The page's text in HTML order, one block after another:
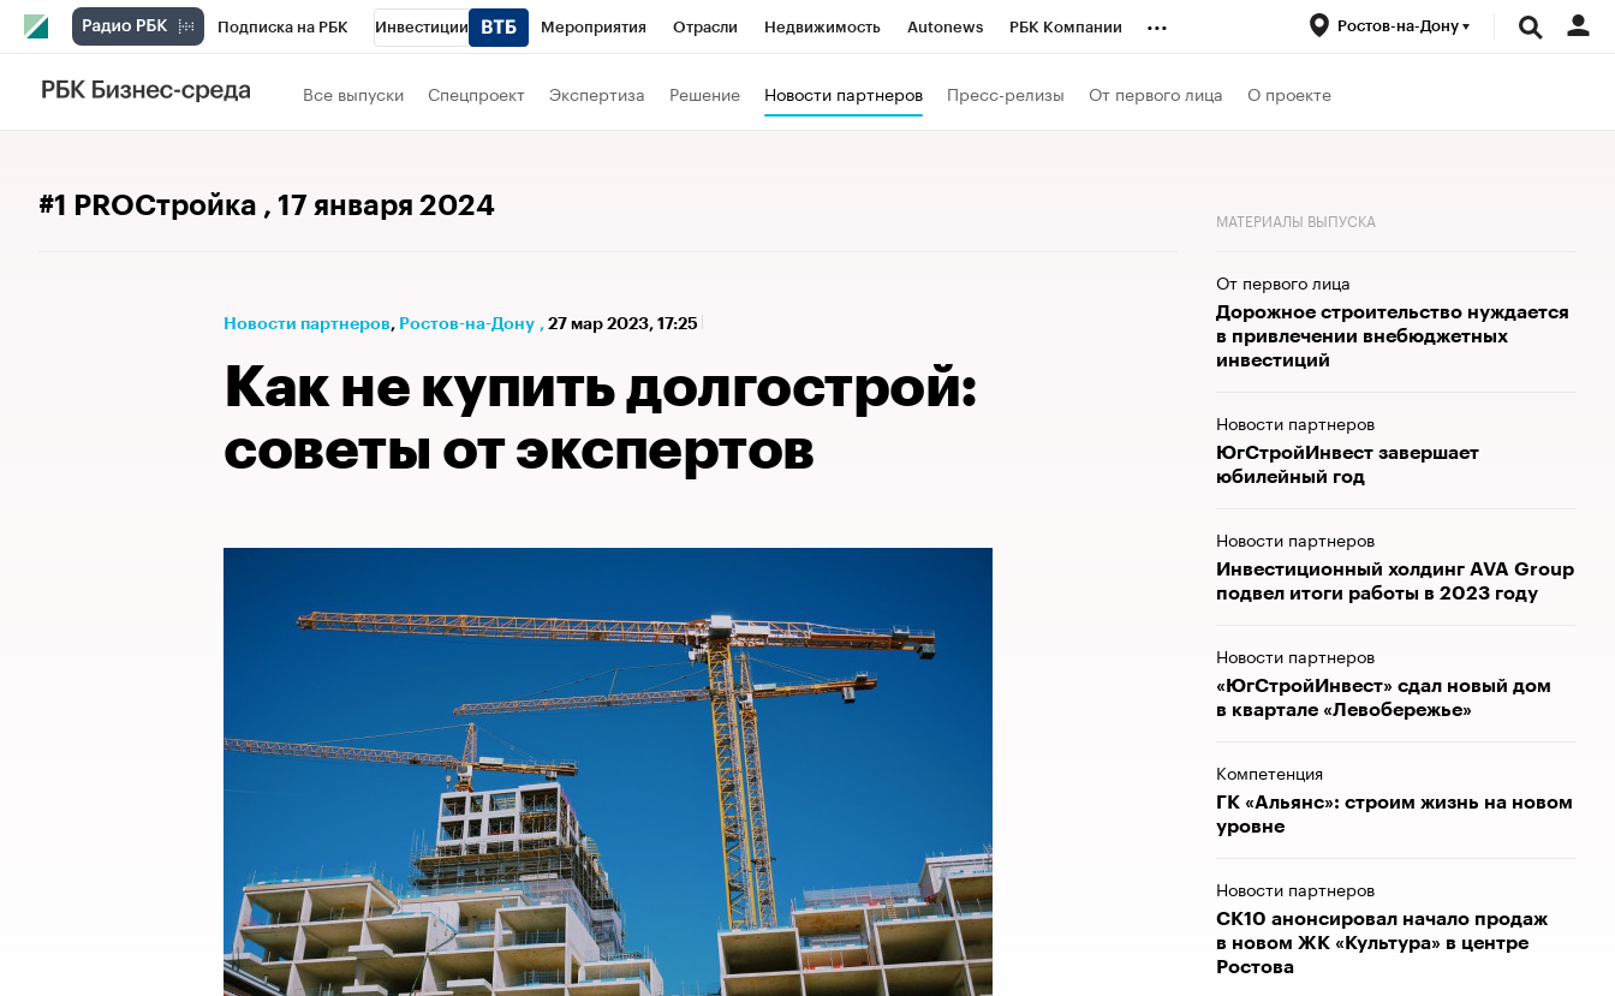
Подписка на РБК Инвестиции Мероприятия Отрасли Недвижимость Autonews РБК Компании
Телеканал
Исследования
... Ростов-на-Дону
Все выпуски Спецпроект Экспертиза Решение Новости партнеров Пресс-релизы От первого лица О проекте
#1 PROСтройка , 17 января 2024
Новости партнеров⁠, Ростов-на-Дону , 27 мар 2023, 17:25
Как не купить долгострой:
советы от экспертов
МАТЕРИАЛЫ ВЫПУСКА
От первого лица
Дорожное строительство нуждается
в привлечении внебюджетных
инвестиций
Новости партнеров
ЮгСтройИнвест завершает
юбилейный год
Новости партнеров
​​​​​​​Инвестиционный холдинг AVA Group
подвел итоги работы в 2023 году
Новости партнеров
«ЮгСтройИнвест» сдал новый дом
в квартале «Левобережье»
Компетенция
ГК «Альянс»: строим жизнь на новом
уровне
Новости партнеров
СК10 анонсировал начало продаж
в новом ЖК «Культура» в центре
Ростова